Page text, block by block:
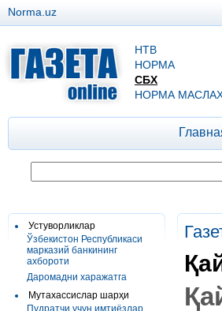
Norma.uz
НТВ
НОРМА
СБХ
НОРМА
Устуворликлар
Ўзбекистон Республикаси
марказий банкининг
ахбороти
Даромадни харажатга
Мутахассислар шарҳи
Пудратчи учун имтиёзлар